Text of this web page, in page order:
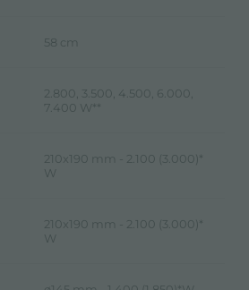
58 cm
2.800, 3.500, 4.500, 6.000,
7.400 W**
210x190 mm - 2.100 (3.000)*
W
210x190 mm - 2.100 (3.000)*
W